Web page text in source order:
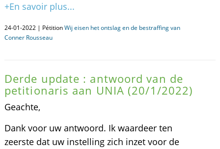
+En savoir plus...
24-01-2022 | PétitionWij eisen het ontslag en de bestraffing van
Conner Rousseau
Derde update : antwoord van de
petitionaris aan UNIA (20/1/2022)
Geachte,
Dank voor uw antwoord. Ik waardeer ten
zeerste dat uw instelling zich inzet voor de